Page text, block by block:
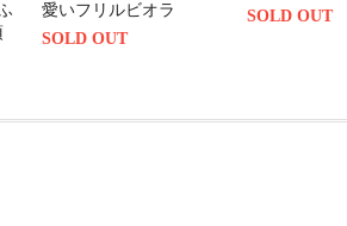
愛いフリルビオラ
SOLD OUT
SOLD OUT